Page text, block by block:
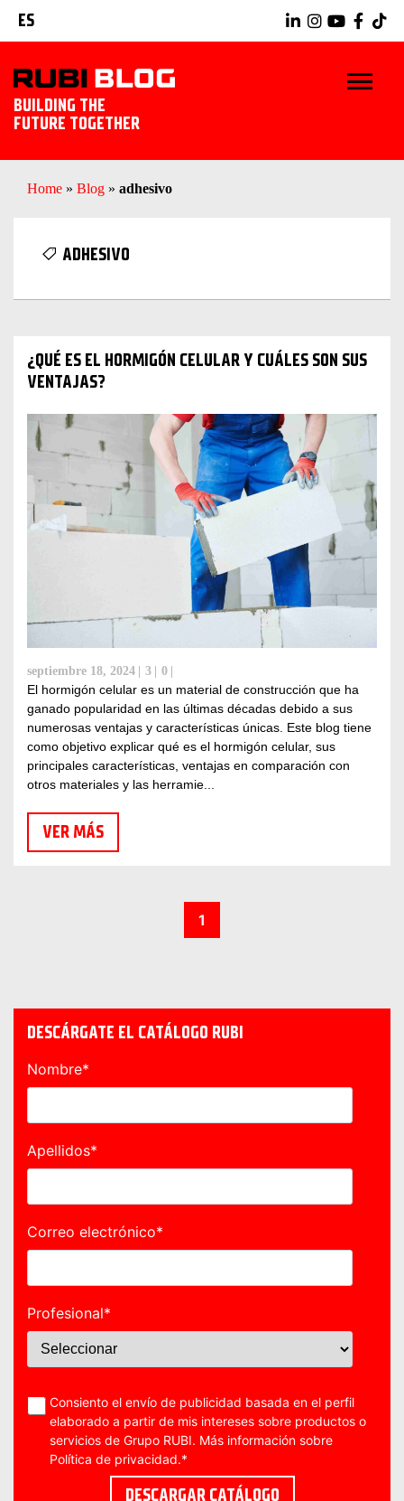
ES
BUILDING THE
FUTURE TOGETHER
INICIO
EXPLORAR RUBI
Home » Blog » adhesivo
ADHESIVO
¿QUÉ ES EL HORMIGÓN CELULAR Y CUÁLES SON SUS
VENTAJAS?
septiembre 18, 2024 3 0
El hormigón celular es un material de construcción que ha
ganado popularidad en las últimas décadas debido a sus
numerosas ventajas y características únicas. Este blog tiene
como objetivo explicar qué es el hormigón celular, sus
principales características, ventajas en comparación con
otros materiales y las herramie...
VER MÁS
1
DESCÁRGATE EL CATÁLOGO RUBI
Nombre*
Apellidos*
Correo electrónico*
Profesional*
Consiento el envío de publicidad basada en el perfil
elaborado a partir de mis intereses sobre productos o
servicios de Grupo RUBI. Más información sobre
Política de privacidad.*